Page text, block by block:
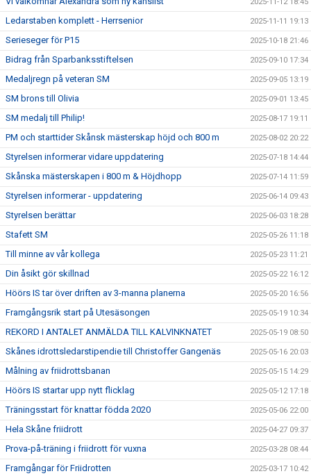
Ledarstaben komplett - Herrsenior 2025-11-11 19:13
Serieseger för P15 2025-10-18 21:46
Bidrag från Sparbanksstiftelsen 2025-09-10 17:34
Medaljregn på veteran SM 2025-09-05 13:19
SM brons till Olivia 2025-09-01 13:45
SM medalj till Philip! 2025-08-17 19:11
PM och starttider Skånsk mästerskap höjd och 800 m 2025-08-02 20:22
Styrelsen informerar vidare uppdatering 2025-07-18 14:44
Skånska mästerskapen i 800 m & Höjdhopp 2025-07-14 11:59
Styrelsen informerar - uppdatering 2025-06-14 09:43
Styrelsen berättar 2025-06-03 18:28
Stafett SM 2025-05-26 11:18
Till minne av vår kollega 2025-05-23 11:21
Din åsikt gör skillnad 2025-05-22 16:12
Höörs IS tar över driften av 3-manna planerna 2025-05-20 16:56
Framgångsrik start på Utesäsongen 2025-05-19 10:34
REKORD I ANTALET ANMÄLDA TILL KALVINKNATET 2025-05-19 08:50
Skånes idrottsledarstipendie till Christoffer Gangenäs 2025-05-16 20:03
Målning av friidrottsbanan 2025-05-15 14:29
Höörs IS startar upp nytt flicklag 2025-05-12 17:18
Träningsstart för knattar födda 2020 2025-05-06 22:00
Hela Skåne friidrott 2025-04-27 09:37
Prova-på-träning i friidrott för vuxna 2025-03-28 08:44
Framgångar för Friidrotten 2025-03-17 10:42